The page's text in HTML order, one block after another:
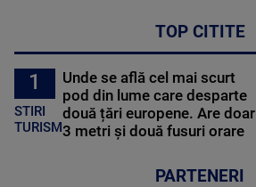
TOP CITITE
1
STIRI
TURISM
Unde se află cel mai scurt
pod din lume care desparte
două țări europene. Are doar
3 metri și două fusuri orare
PARTENERI